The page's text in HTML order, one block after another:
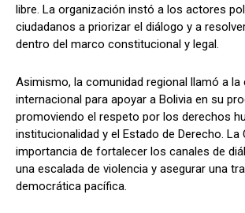
libre. La organización instó a los actores
ciudadanos a priorizar el diálogo y a
dentro del marco constitucional y legal.
Asimismo, la comunidad regional llamó a la
internacional para apoyar a Bolivia en su
promoviendo el respeto por los derechos
institucionalidad y el Estado de Derecho. La
importancia de fortalecer los canales de
una escalada de violencia y asegurar una
democrática pacífica.